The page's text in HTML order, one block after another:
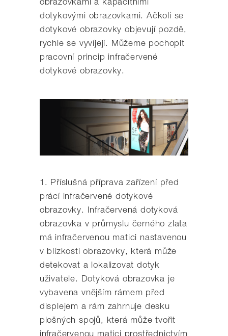
obrazovkami a kapacitními
dotykovými obrazovkami. Ačkoli se
dotykové obrazovky objevují pozdě,
rychle se vyvíjejí. Můžeme pochopit
pracovní princip infračervené
dotykové obrazovky.
1. Příslušná příprava zařízení před
prácí infračervené dotykové
obrazovky. Infračervená dotyková
obrazovka v průmyslu černého zlata
má infračervenou matici nastavenou
v blízkosti obrazovky, která může
detekovat a lokalizovat dotyk
uživatele. Dotyková obrazovka je
vybavena vnějším rámem před
displejem a rám zahrnuje desku
plošných spojů, která může tvořit